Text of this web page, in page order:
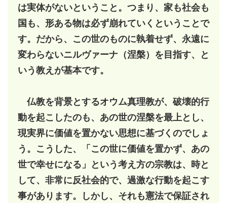
は実体がないということ。つまり、家も社会も
国も、形ある物は必ず崩れていくということで
す。だから、この世のものに執着せず、永遠に
変わらないニルヴァーナ（涅槃）を目指す、と
いう教えが基本です。
仏教を背景とするオウム真理教が、破壊的行
動を起こしたのも、あの世の涅槃を最上とし、
現実界に価値を置かない思想に基づくのでしょ
う。こうした、「この世に価値を置かず、あの
世で幸せになる」という考え方の宗教は、時と
して、非常に反社会的で、過激な行動を起こす
事があります。しかし、それも憲法で保証され